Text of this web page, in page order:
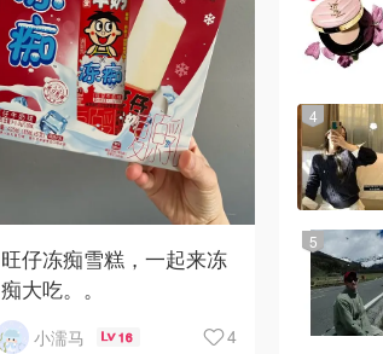
旺仔冻痴雪糕，一起来冻
痴大吃。。
小濡马 16 4